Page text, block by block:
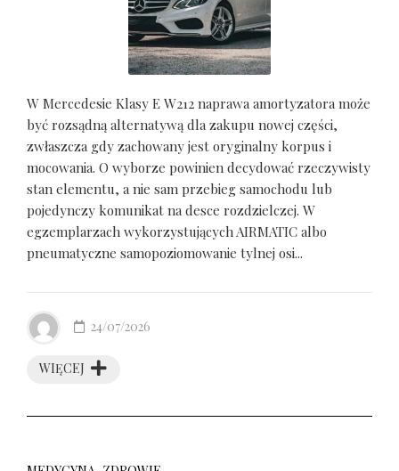
W Mercedesie Klasy E W212 naprawa amortyzatora może
być rozsądną alternatywą dla zakupu nowej części,
zwłaszcza gdy zachowany jest oryginalny korpus i
mocowania. O wyborze powinien decydować rzeczywisty
stan elementu, a nie sam przebieg samochodu lub
pojedynczy komunikat na desce rozdzielczej. W
egzemplarzach wykorzystujących AIRMATIC albo
pneumatyczne samopoziomowanie tylnej osi...
WIĘCEJ
24/07/2026